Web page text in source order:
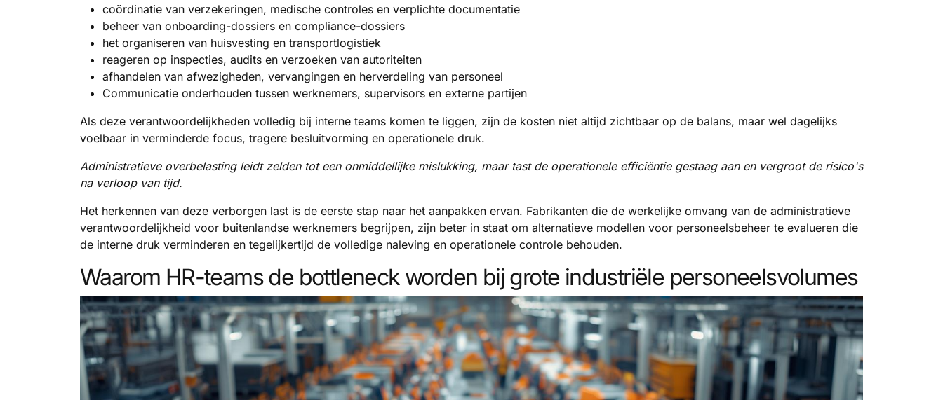
coördinatie van verzekeringen, medische controles en verplichte documentatie
beheer van onboarding-dossiers en compliance-dossiers
het organiseren van huisvesting en transportlogistiek
reageren op inspecties, audits en verzoeken van autoriteiten
afhandelen van afwezigheden, vervangingen en herverdeling van personeel
Communicatie onderhouden tussen werknemers, supervisors en externe partijen
Als deze verantwoordelijkheden volledig bij interne teams komen te liggen, zijn de kosten niet altijd zichtbaar op de balans, maar wel dagelijks
voelbaar in verminderde focus, tragere besluitvorming en operationele druk.
Administratieve overbelasting leidt zelden tot een onmiddellijke mislukking, maar tast de operationele efficiëntie gestaag aan en vergroot de risico's
na verloop van tijd.
Het herkennen van deze verborgen last is de eerste stap naar het aanpakken ervan. Fabrikanten die de werkelijke omvang van de administratieve
verantwoordelijkheid voor buitenlandse werknemers begrijpen, zijn beter in staat om alternatieve modellen voor personeelsbeheer te evalueren die
de interne druk verminderen en tegelijkertijd de volledige naleving en operationele controle behouden.
Waarom HR-teams de bottleneck worden bij grote industriële personeelsvolumes